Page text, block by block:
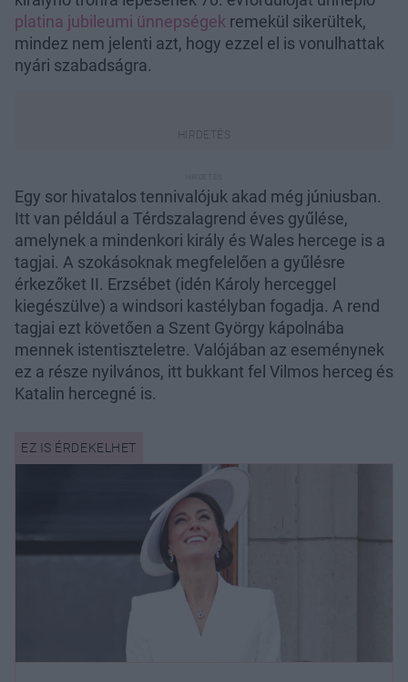
platina jubileumi ünnepségek remekül sikerültek,
mindez nem jelenti azt, hogy ezzel el is vonulhattak
nyári szabadságra.
Egy sor hivatalos tennivalójuk akad még júniusban.
Itt van például a Térdszalagrend éves gyűlése,
amelynek a mindenkori király és Wales hercege is a
tagjai. A szokásoknak megfelelően a gyűlésre
érkezőket II. Erzsébet (idén Károly herceggel
kiegészülve) a windsori kastélyban fogadja. A rend
tagjai ezt követően a Szent György kápolnába
mennek istentiszteletre. Valójában az eseménynek
ez a része nyilvános, itt bukkant fel Vilmos herceg és
Katalin hercegné is.